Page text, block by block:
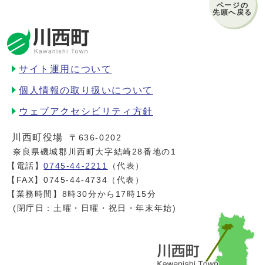
ページの
先頭へ戻る
サイト運用について
個人情報の取り扱いについて
ウェブアクセシビリティ方針
川西町役場
〒636-0202
奈良県磯城郡川西町大字結崎28番地の1
【電話】0745-44-2211
（代表）
【FAX】0745-44-4734（代表）
【業務時間】8時30分から17時15分
(閉庁日：土曜・日曜・祝日・年末年始)